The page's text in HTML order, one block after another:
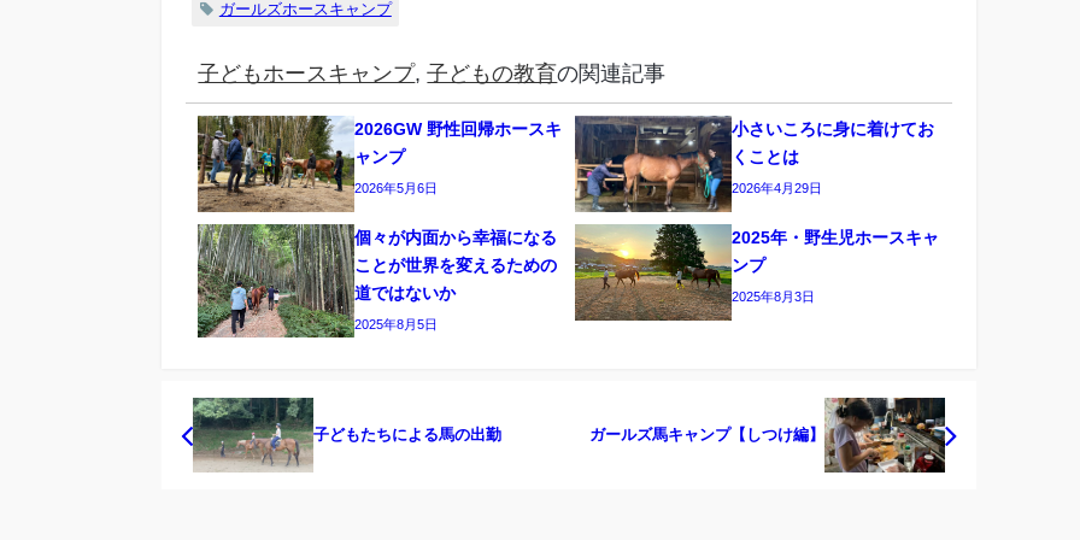
ガールズホースキャンプ
子どもホースキャンプ,子どもの教育の関連記事
2026GW 野性回帰ホースキ
ャンプ
2026年5月6日
小さいころに身に着けてお
くことは
2026年4月29日
個々が内面から幸福になる
ことが世界を変えるための
道ではないか
2025年8月5日
2025年・野生児ホースキャ
ンプ
2025年8月3日
子どもたちによる馬の出勤 ガールズ馬キャンプ【しつけ編】